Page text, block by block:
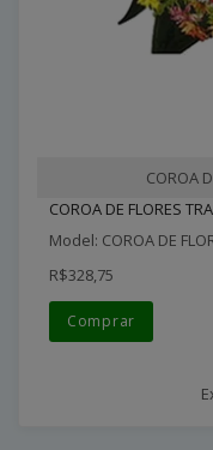
COROA
COROA DE FLORES
Model: COROA DE
R$328,75
Comprar